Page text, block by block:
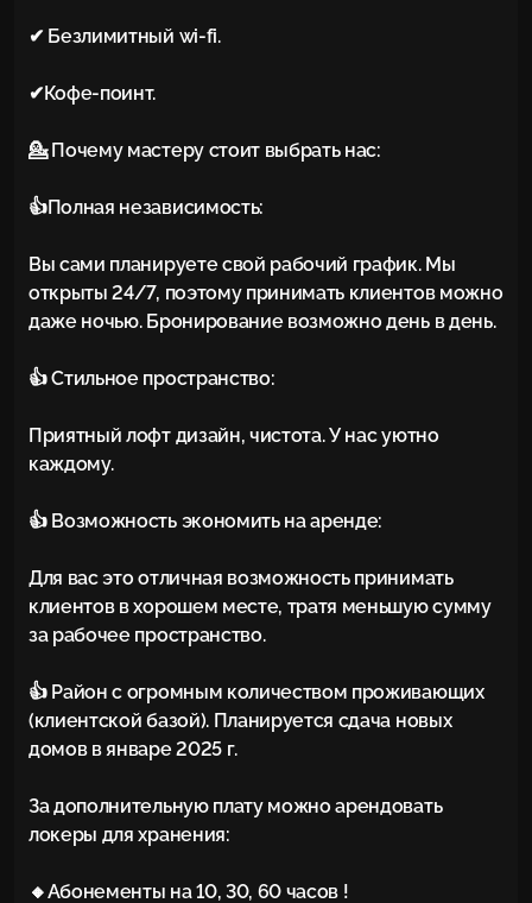
✔ Безлимитный wi-fi.
✔Кофе-поинт.
💁 Почему мастеру стоит выбрать нас:
👍Полная независимость:
Вы сами планируете свой рабочий график. Мы
открыты 24/7, поэтому принимать клиентов можно
даже ночью. Бронирование возможно день в день.
👍 Стильное пространство:
Приятный лофт дизайн, чистота. У нас уютно
каждому.
👍 Возможность экономить на аренде:
Для вас это отличная возможность принимать
клиентов в хорошем месте, тратя меньшую сумму
за рабочее пространство.
👍 Район с огромным количеством проживающих
(клиентской базой). Планируется сдача новых
домов в январе 2025 г.
За дополнительную плату можно арендовать
локеры для хранения:
🔸Абонементы на 10, 30, 60 часов !